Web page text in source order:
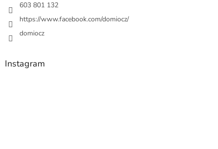
603 801 132
https://www.facebook.com/domiocz/
domiocz
Instagram